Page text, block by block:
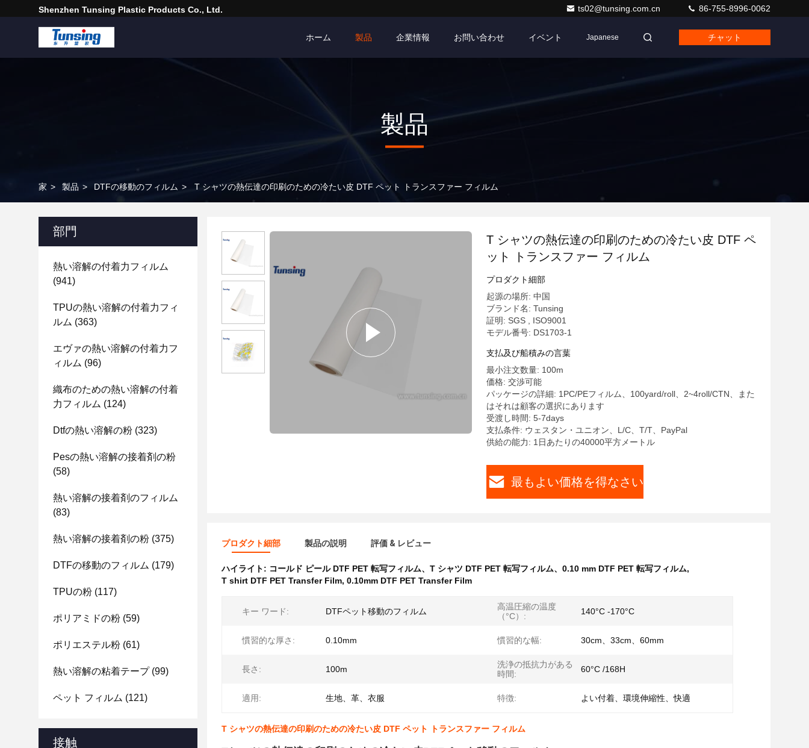
Shenzhen Tunsing Plastic Products Co., Ltd. ts02@tunsing.com.cn 86-755-8996-0062
ホーム 製品 企業情報 お問い合わせ イベント Japanese チャット
製品
家 > 製品 > DTFの移動のフィルム > T シャツの熱伝達の印刷のための冷たい皮 DTF ペット トランスファー フィルム
部門
熱い溶解の付着力フィルム
(941)
TPUの熱い溶解の付着力フィ
ルム (363)
エヴァの熱い溶解の付着力フ
ィルム (96)
織布のための熱い溶解の付着
力フィルム (124)
Dtfの熱い溶解の粉 (323)
Pesの熱い溶解の接着剤の粉
(58)
熱い溶解の接着剤のフィルム
(83)
熱い溶解の接着剤の粉 (375)
DTFの移動のフィルム (179)
TPUの粉 (117)
ポリアミドの粉 (59)
ポリエステル粉 (61)
熱い溶解の粘着テープ(99)
ペット フィルム (121)
接触
T シャツの熱伝達の印刷のための冷たい皮 DTF ペ
ット トランスファー フィルム
プロダクト細部
起源の場所: 中国
ブランド名: Tunsing
証明: SGS , ISO9001
モデル番号: DS1703-1
支払及び船積みの言葉
最小注文数量: 100m
価格: 交渉可能
パッケージの詳細: 1PC/PEフィルム、100yard/roll、2~4roll/CTN、また
はそれは顧客の選択にあります
受渡し時間: 5-7days
支払条件: ウェスタン・ユニオン、L/C、T/T、PayPal
供給の能力: 1日あたりの40000平方メートル
最もよい価格を得なさい
プロダクト細部 製品の説明 評価 & レビュー
ハイライト: コールド ピール DTF PET 転写フィルム、T シャツ DTF PET 転写フィルム、0.10 mm DTF PET 転写フィルム,
T shirt DTF PET Transfer Film, 0.10mm DTF PET Transfer Film
キー ワード: DTFペット移動のフィルム
高温圧縮の温度
（°C）:
140°C -170°C
慣習的な厚さ: 0.10mm 慣習的な幅: 30cm、33cm、60mm
長さ: 100m
洗浄の抵抗力がある
時間:
60°C /168H
適用: 生地、革、衣服 特徴: よい付着、環境伸縮性、快適
T シャツの熱伝達の印刷のための冷たい皮 DTF ペット トランスファー フィルム